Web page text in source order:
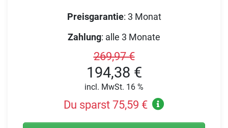
Preisgarantie: 3 Monat
Zahlung: alle 3 Monate
269,97 €
194,38 €
incl. MwSt. 16 %
Du sparst 75,59 €